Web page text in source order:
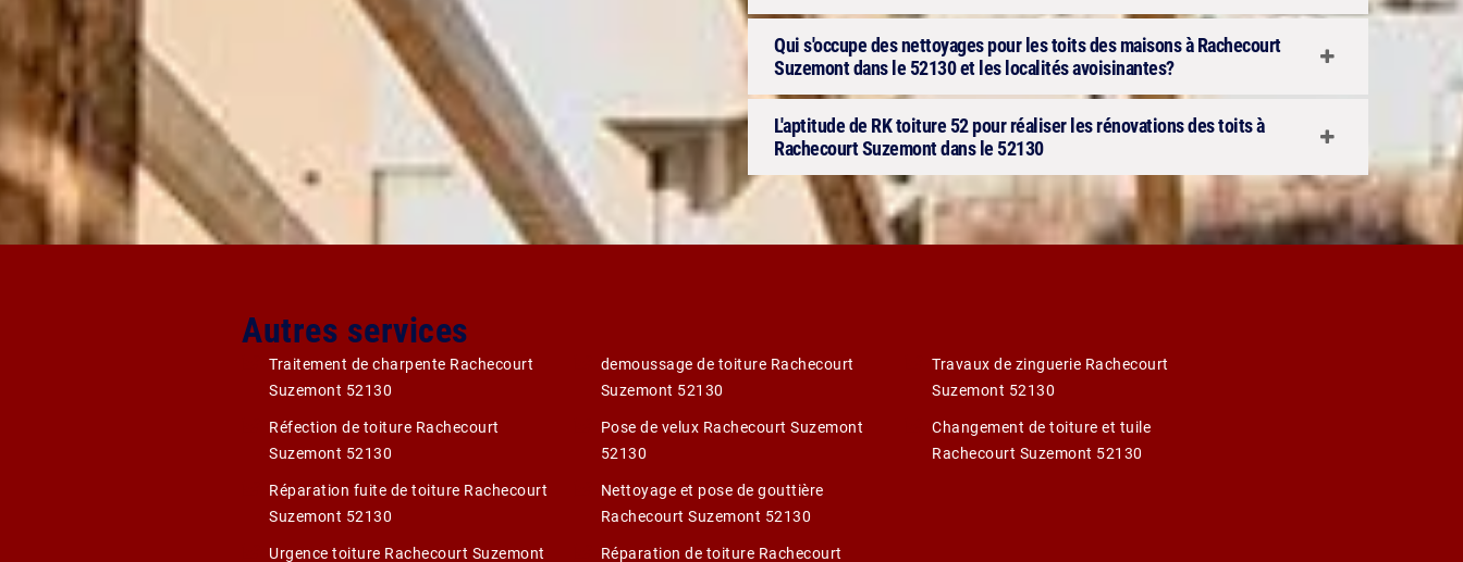
Qui s'occupe des nettoyages pour les toits des maisons à Rachecourt
Suzemont dans le 52130 et les localités avoisinantes?
L'aptitude de RK toiture 52 pour réaliser les rénovations des toits à
Rachecourt Suzemont dans le 52130
Autres services
Traitement de charpente Rachecourt
Suzemont 52130
Réfection de toiture Rachecourt
Suzemont 52130
Réparation fuite de toiture Rachecourt
Suzemont 52130
Urgence toiture Rachecourt Suzemont
demoussage de toiture Rachecourt
Suzemont 52130
Pose de velux Rachecourt Suzemont
52130
Nettoyage et pose de gouttière
Rachecourt Suzemont 52130
Réparation de toiture Rachecourt
Travaux de zinguerie Rachecourt
Suzemont 52130
Changement de toiture et tuile
Rachecourt Suzemont 52130